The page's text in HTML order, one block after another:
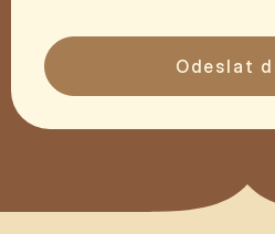
Odeslat